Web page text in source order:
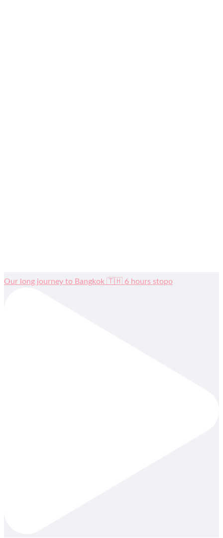
Our long journey to Bangkok 🇹🇭 6 hours stopo